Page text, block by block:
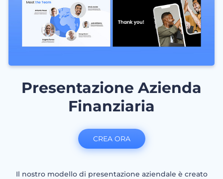
Presentazione Azienda
Finanziaria
Il nostro modello di presentazione aziendale è creato
CREA ORA